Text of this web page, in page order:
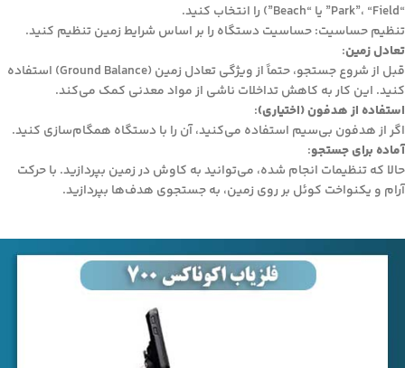
“Park”، “Field” یا “Beach”) را انتخاب کنید.
تنظیم حساسیت: حساسیت دستگاه را بر اساس شرایط زمین تنظیم کنید.
تعادل زمین:
قبل از شروع جستجو، حتماً از ویژگی تعادل زمین (Ground Balance) استفاده
کنید. این کار به کاهش تداخلات ناشی از مواد معدنی کمک می‌کند.
استفاده از هدفون (اختیاری):
اگر از هدفون بی‌سیم استفاده می‌کنید، آن را با دستگاه همگام‌سازی کنید.
آماده برای جستجو:
حالا که تنظیمات انجام شده، می‌توانید به کاوش در زمین بپردازید. با حرکت
آرام و یکنواخت کوئل بر روی زمین، به جستجوی هدف‌ها بپردازید.